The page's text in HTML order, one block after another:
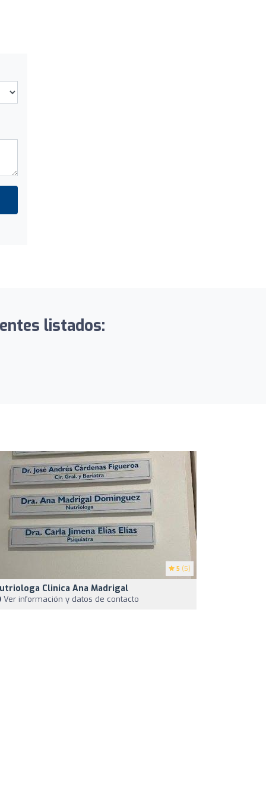
listados:
5 (5)
Clinica Ana Madrigal
Ver información y datos de contacto